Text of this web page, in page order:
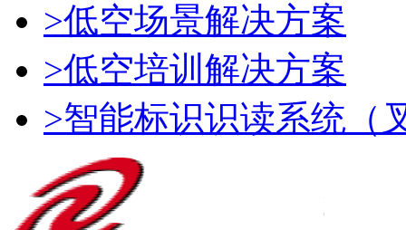
>低空场景解决方案
>低空培训解决方案
>智能标识识读系统（